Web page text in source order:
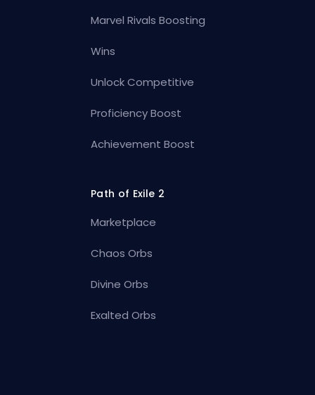
Marvel Rivals Boosting
Wins
Unlock Competitive
Proficiency Boost
Achievement Boost
Path of Exile 2
Marketplace
Chaos Orbs
Divine Orbs
Exalted Orbs